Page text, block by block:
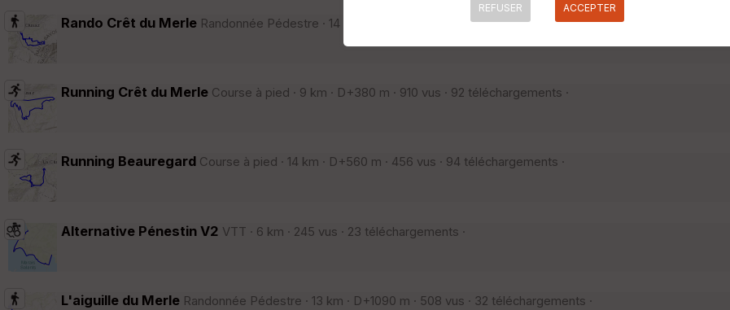
Rando Crêt du Merle Randonnée Pédestre · 14 km · D+1100 m · 287 vus · 23 téléchargements ·
Running Crêt du Merle Course à pied · 9 km · D+380 m · 910 vus · 92 téléchargements ·
Running Beauregard Course à pied · 14 km · D+560 m · 456 vus · 94 téléchargements ·
Alternative Pénestin V2 VTT · 6 km · 245 vus · 23 téléchargements ·
L'aiguille du Merle Randonnée Pédestre · 13 km · D+1090 m · 508 vus · 32 téléchargements ·
REFUSER ACCEPTER